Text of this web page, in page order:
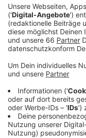
jüngste Urteil des
Düsseldorf
Veröffentlicht:
Anzeige
Zweimal hat das
sowohl im